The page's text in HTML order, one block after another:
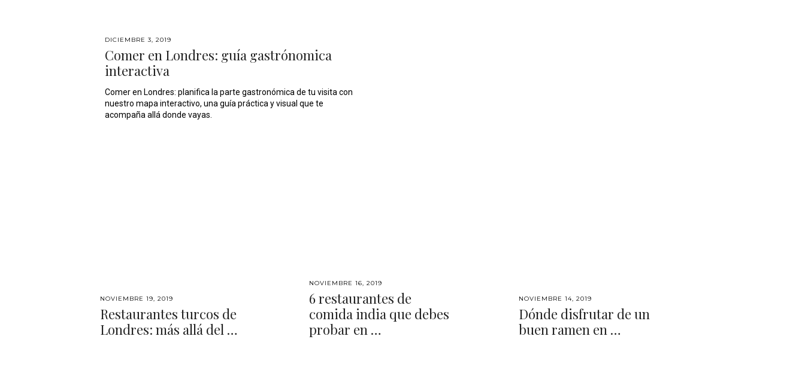
DICIEMBRE 3, 2019
Comer en Londres: guía gastrónomica
interactiva
Comer en Londres: planifica la parte gastronómica de tu visita con
nuestro mapa interactivo, una guía práctica y visual que te
acompaña allá donde vayas.
NOVIEMBRE 19, 2019
Restaurantes turcos de
Londres: más allá del …
NOVIEMBRE 16, 2019
6 restaurantes de
comida india que debes
probar en …
NOVIEMBRE 14, 2019
Dónde disfrutar de un
buen ramen en …